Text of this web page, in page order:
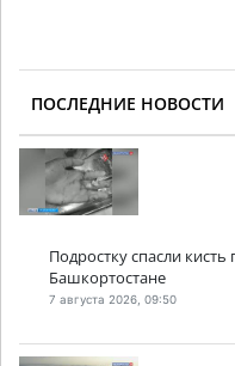
ПОСЛЕДНИЕ НОВОСТИ
Подростку спасли кисть
Башкортостане
7 августа 2026, 09:50